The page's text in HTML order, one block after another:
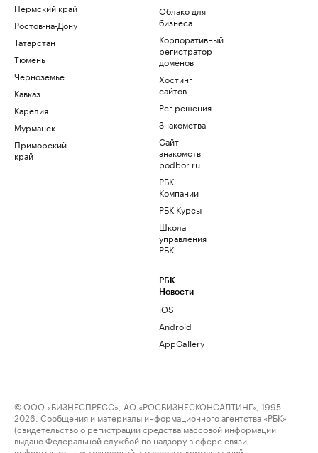
Пермский край
Ростов-на-Дону
Татарстан
Тюмень
Черноземье
Кавказ
Карелия
Мурманск
Приморский
край
Облако для
бизнеса
Корпоративный
регистратор
доменов
Хостинг
сайтов
Рег.решения
Знакомства
Сайт
знакомств
podbor.ru
РБК
Компании
РБК Курсы
Школа
управления
РБК
РБК
Новости
iOS
Android
AppGallery
© ООО «БИЗНЕСПРЕСС», АО «РОСБИЗНЕСКОНСАЛТИНГ», 1995–
2026. Сообщения и материалы информационного агентства «РБК»
(свидетельство о регистрации средства массовой информации
выдано Федеральной службой по надзору в сфере связи,